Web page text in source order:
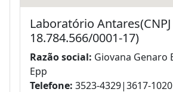
Laboratório Antares(CNPJ
18.784.566/0001-17)
Razão social: Giovana Genaro
Epp
Telefone: 3523-4329|3617-1020